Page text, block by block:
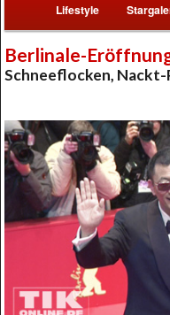
Lifestyle
Berlinale-
Schneeflocken,